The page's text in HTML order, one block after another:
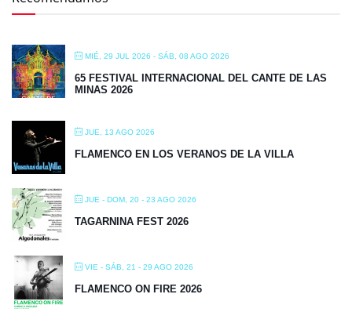
MIÉ, 29 JUL 2026 - SÁB, 08 AGO 2026
65 FESTIVAL INTERNACIONAL DEL CANTE DE LAS
MINAS 2026
JUE, 13 AGO 2026
FLAMENCO EN LOS VERANOS DE LA VILLA
JUE - DOM, 20 - 23 AGO 2026
TAGARNINA FEST 2026
VIE - SÁB, 21 - 29 AGO 2026
FLAMENCO ON FIRE 2026